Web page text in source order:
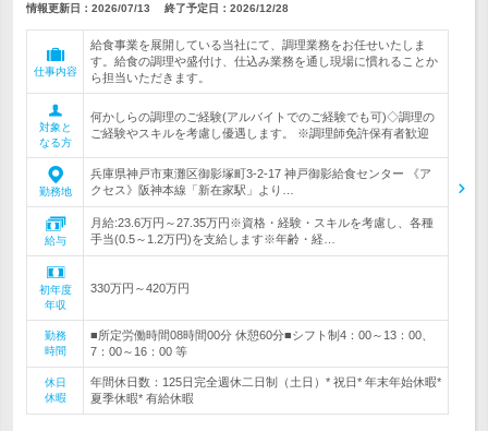
情報更新日：2026/07/13 終了予定日： 2026/12/28
仕事内容
給食事業を展開している当社にて、調理業務をお任せいたしま
す。給食の調理や盛付け、仕込み業務を通し現場に慣れることか
ら担当いただきます。
対象と
なる方
何かしらの調理のご経験(アルバイトでのご経験でも可)◇調理の
ご経験やスキルを考慮し優遇します。 ※調理師免許保有者歓迎
勤務地
兵庫県神戸市東灘区御影塚町3-2-17 神戸御影給食センター 《ア
クセス》阪神本線「新在家駅」より…
給与
月給:23.6万円～27.35万円※資格・経験・スキルを考慮し、各種
手当(0.5～1.2万円)を支給します※年齢・経…
初年度
年収
330万円～420万円
勤務
時間
■所定労働時間08時間00分 休憩60分■シフト制4：00～13：00、
7：00～16：00 等
休日
休暇
年間休日数：125日完全週休二日制（土日）* 祝日* 年末年始休暇*
夏季休暇* 有給休暇